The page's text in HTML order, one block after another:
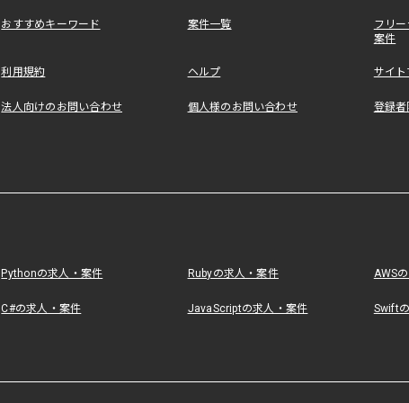
おすすめキーワード 案件一覧
フリ
案件
利用規約 ヘルプ サイ
法人向けのお問い合わせ 個人様のお問い合わせ 登録者
Pythonの求人・案件 Rubyの求人・案件 AWS
C#の求人・案件 JavaScriptの求人・案件 Swift